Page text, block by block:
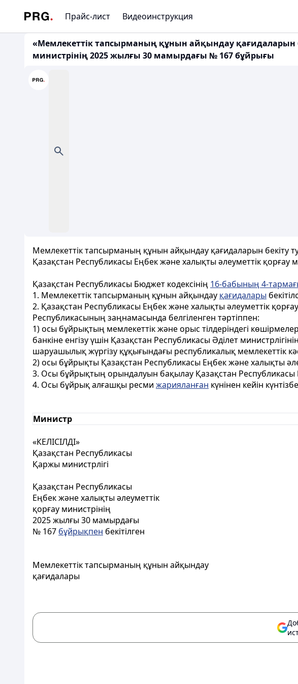
Прайс-лист Видеоинструкция
«Мемлекеттік тапсырманың құнын айқындау қағидаларын
министрінің 2025 жылғы 30 мамырдағы № 167 бұйрығы
Мемлекеттік тапсырманың құнын айқындау қағидаларын бекіту
Қазақстан Республикасы Еңбек және халықты әлеуметтік
Қазақстан Республикасы Бюджет кодексінің 16-бабының 4-
1. Мемлекеттік тапсырманың құнын айқындау қағидалары
2. Қазақстан Республикасы Еңбек және халықты әлеуметтік
Республикасының заңнамасында белгіленген тәртіппен:
1) осы бұйрықтың мемлекеттік және орыс тілдеріндегі
банкіне енгізу үшін Қазақстан Республикасы Әділет
шаруашылық жүргізу құқығындағы республикалық мемлекеттік
2) осы бұйрықты Қазақстан Республикасы Еңбек және халықты
3. Осы бұйрықтың орындалуын бақылау Қазақстан Республикасы
4. Осы бұйрық алғашқы ресми жарияланған күнінен кейін
Министр
«КЕЛІСІЛДІ»
Қазақстан Республикасы
Қаржы министрлігі
Қазақстан Республикасы
Еңбек және халықты әлеуметтік
қорғау министрінің
2025 жылғы 30 мамырдағы
№ 167 бұйрықпен бекітілген
Мемлекеттік тапсырманың құнын айқындау
қағидалары